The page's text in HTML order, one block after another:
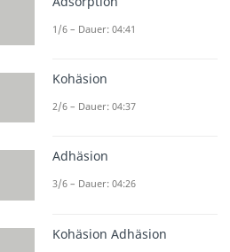
1/6 – Dauer: 04:41
Kohäsion
2/6 – Dauer: 04:37
Adhäsion
3/6 – Dauer: 04:26
Kohäsion Adhäsion